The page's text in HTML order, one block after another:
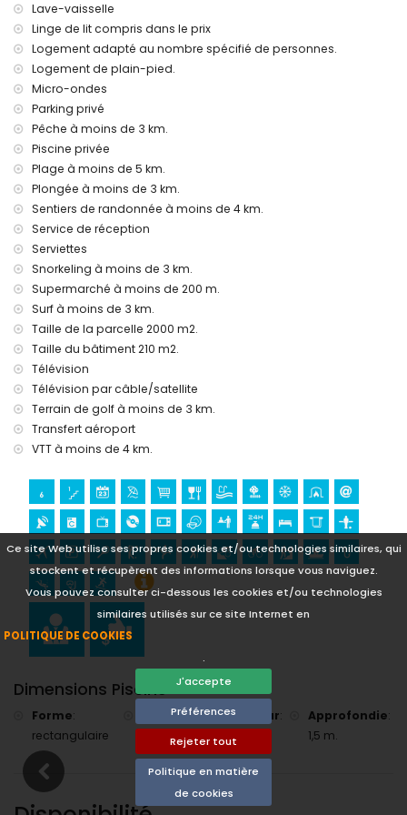
Ce site Web utilise ses propres cookies et/ou technologies similaires, qui
stockent et récupèrent des informations lorsque vous naviguez.
Vous pouvez consulter ci-dessous les cookies et/ou technologies
similaires utilisés sur ce site Internet en
POLITIQUE DE COOKIES
.
J'accepte
Préférences
Rejeter tout
Politique en matière
de cookies
cette maison de vacances
Internet (WiFi)
Fer et planche à repasser
Service de réception et service d'urgence 24h/24
Baby-foot
Climatisation
Équipements et services avec supplément
Service aéroport
Lit supplémentaire et lit/couchage pour enfants (sur
Divertissements et activités de loisirs pour vos vacances à
Denia, Costa Blanca
Cinéma, théâtre, discothèque, bar et promenade (Denia) (à
moins de 5 kilomètres de la maison)
Sites et culture à Denia, Costa Blanca
Château (Portal de la Vila, Denia), ruine (Moulins à vent,
Denia), monument (Denia Historique), bâtiment architectural
(Denia Historique) et lieu historique (Denia Historique) (à
moins de 5 kilomètres de l'hébergement)
Musée (Denia Historique) et église (Denia) (à moins de 10
Sports
Cyclisme (à moins de 1000 mètres de la maison)
Tennis, golf (La Sella Golf), équitation, randonnée, VTT,
escalade, canoë, pêche, plongée, snorkeling et surf (à
moins de 5 kilomètres de la maison)
Lave-vaisselle
Linge de lit compris dans le prix
Logement adapté au nombre spécifié de personnes.
Logement de plain-pied.
Micro-ondes
Parking privé
Pêche à moins de 3 km.
Piscine privée
Plage à moins de 5 km.
Plongée à moins de 3 km.
Sentiers de randonnée à moins de 4 km.
Service de réception
Serviettes
Snorkeling à moins de 3 km.
Supermarché à moins de 200 m.
Surf à moins de 3 km.
Taille de la parcelle 2000 m2.
Taille du bâtiment 210 m2.
Télévision
Télévision par câble/satellite
Terrain de golf à moins de 3 km.
Transfert aéroport
VTT à moins de 4 km.
Dimensions Piscine
Forme:
rectangulaire
Longueur:
10 m.
Largeur:
5 m.
Approfondie:
1,5 m.